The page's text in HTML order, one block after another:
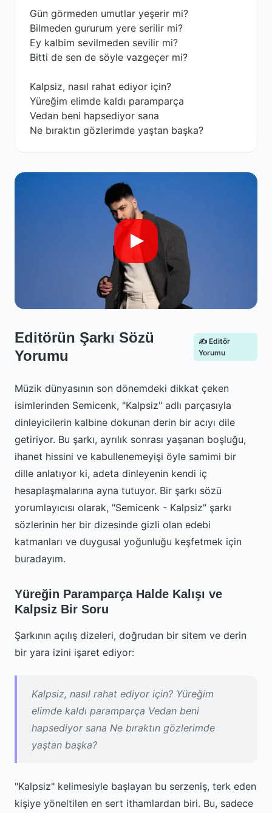
Gün görmeden umutlar yeşerir mi?
Bilmeden gururum yere serilir mi?
Ey kalbim sevilmeden sevilir mi?
Bitti de sen de söyle vazgeçer mi?
Kalpsiz, nasıl rahat ediyor için?
Yüreğim elimde kaldı paramparça
Vedan beni hapsediyor sana
Ne bıraktın gözlerimde yaştan başka?
Editörün Şarkı Sözü
Yorumu
✍️ Editör
Yorumu
Müzik dünyasının son dönemdeki dikkat çeken
isimlerinden Semicenk, "Kalpsiz" adlı parçasıyla
dinleyicilerin kalbine dokunan derin bir acıyı dile
getiriyor. Bu şarkı, ayrılık sonrası yaşanan boşluğu,
ihanet hissini ve kabullenemeyişi öyle samimi bir
dille anlatıyor ki, adeta dinleyenin kendi iç
hesaplaşmalarına ayna tutuyor. Bir şarkı sözü
yorumlayıcısı olarak, "Semicenk - Kalpsiz" şarkı
sözlerinin her bir dizesinde gizli olan edebi
katmanları ve duygusal yoğunluğu keşfetmek için
buradayım.
Yüreğin Paramparça Halde Kalışı ve
Kalpsiz Bir Soru
Şarkının açılış dizeleri, doğrudan bir sitem ve derin
bir yara izini işaret ediyor:
Kalpsiz, nasıl rahat ediyor için? Yüreğim
elimde kaldı paramparça Vedan beni
hapsediyor sana Ne bıraktın gözlerimde
yaştan başka?
"Kalpsiz" kelimesiyle başlayan bu serzeniş, terk eden
kişiye yöneltilen en sert ithamlardan biri. Bu, sadece